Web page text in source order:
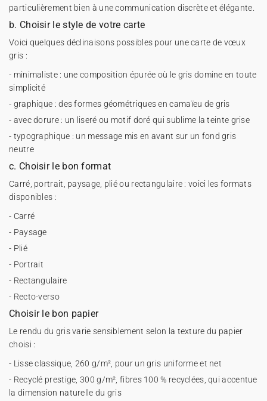
particulièrement bien à une communication discrète et élégante.
b. Choisir le style de votre carte
Voici quelques déclinaisons possibles pour une carte de vœux
gris :
- minimaliste : une composition épurée où le gris domine en toute
simplicité
- graphique : des formes géométriques en camaïeu de gris
- avec dorure : un liseré ou motif doré qui sublime la teinte grise
- typographique : un message mis en avant sur un fond gris
neutre
c. Choisir le bon format
Carré, portrait, paysage, plié ou rectangulaire : voici les formats
disponibles :
- Carré
- Paysage
- Plié
- Portrait
- Rectangulaire
- Recto-verso
Choisir le bon papier
Le rendu du gris varie sensiblement selon la texture du papier
choisi :
- Lisse classique, 260 g/m², pour un gris uniforme et net
- Recyclé prestige, 300 g/m², fibres 100 % recyclées, qui accentue
la dimension naturelle du gris